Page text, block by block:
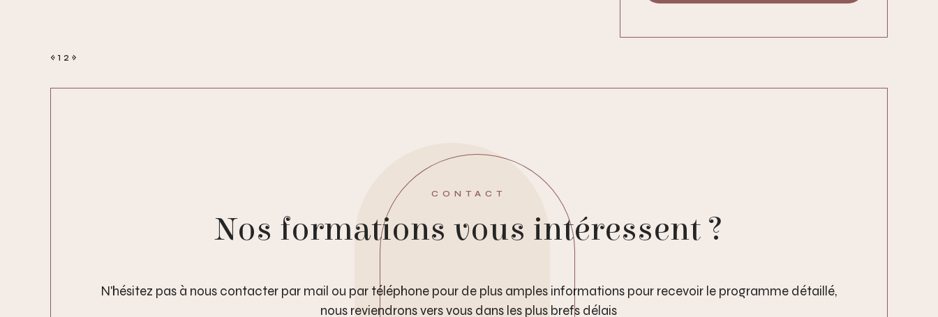
« 1 2 »
CONTACT
Nos formations vous intéressent ?
N'hésitez pas à nous contacter par mail ou par téléphone pour de plus amples informations pour recevoir le programme détaillé,
nous reviendrons vers vous dans les plus brefs délais